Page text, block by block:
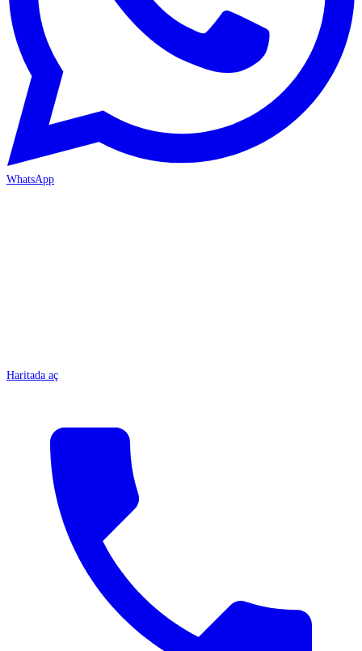
WhatsApp
Haritada aç